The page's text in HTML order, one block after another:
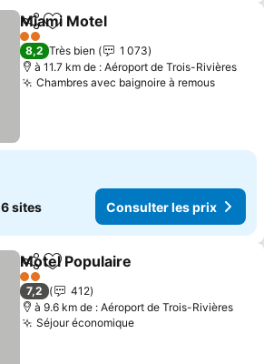
PartagerAjouter à mes favoris
Miami Motel
2 Étoiles
8,2 Très bien
1 073
à 11.7 km de : Aéroport de Trois-Rivières
Chambres avec baignoire à remous
6 sites Consulter les prix
PartagerAjouter à mes favoris
Motel Populaire
2 Étoiles
7,2
412
à 9.6 km de : Aéroport de Trois-Rivières
Séjour économique